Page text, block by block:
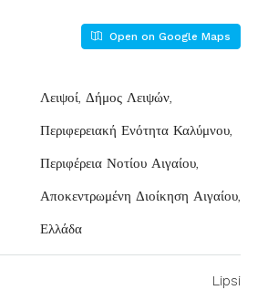
Open on Google Maps
Λειψοί, Δήμος Λειψών,
Περιφερειακή Ενότητα Καλύμνου,
Περιφέρεια Νοτίου Αιγαίου,
Αποκεντρωμένη Διοίκηση Αιγαίου,
Ελλάδα
Lipsi